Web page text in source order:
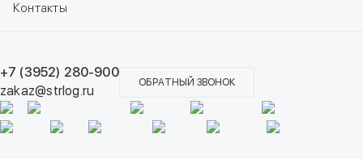
Контакты
+7 (3952) 280-900
zakaz@strlog.ru
ОБРАТНЫЙ ЗВОНОК